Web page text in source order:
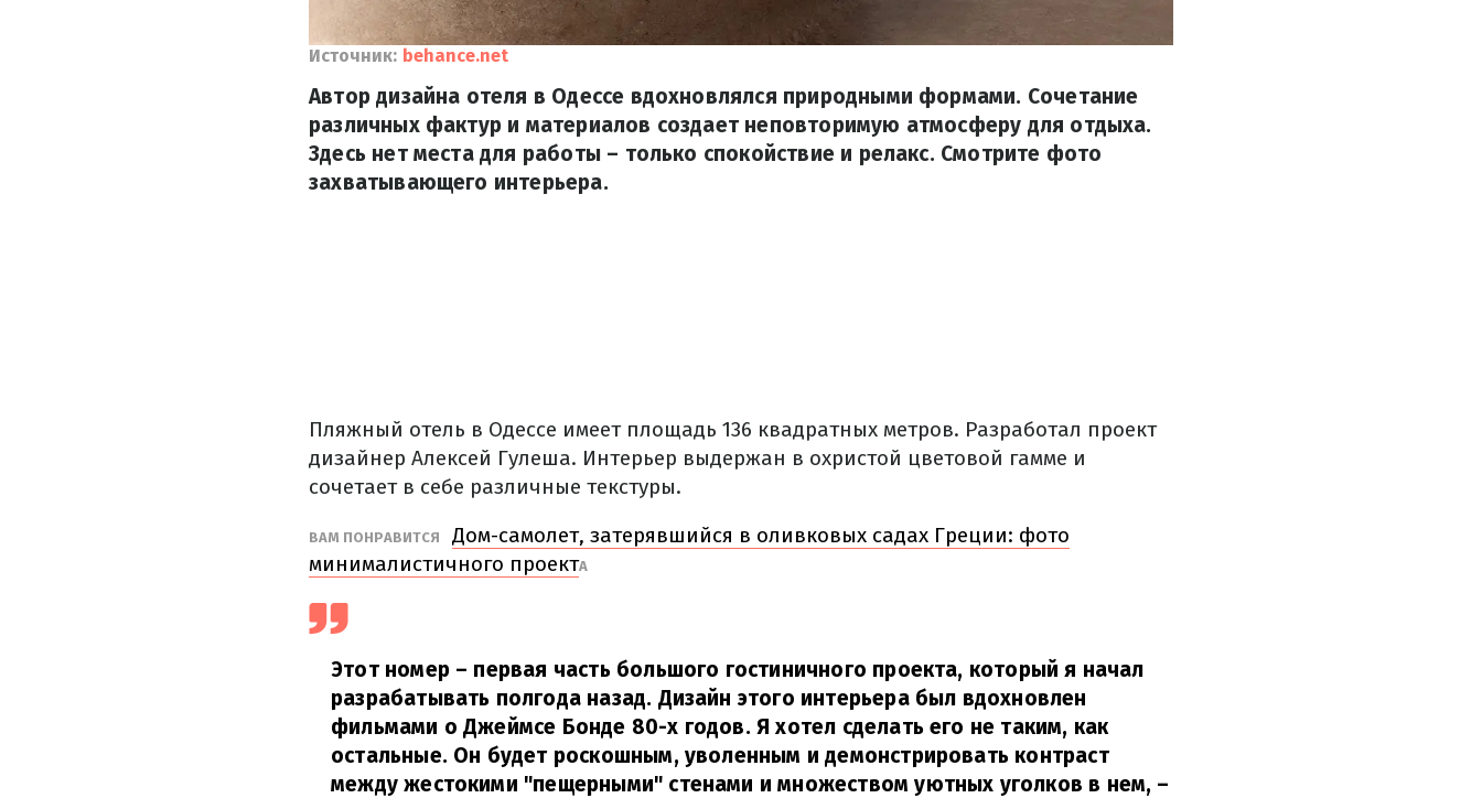
Источник: behance.net
Автор дизайна отеля в Одессе вдохновлялся природными формами. Сочетание
различных фактур и материалов создает неповторимую атмосферу для отдыха.
Здесь нет места для работы – только спокойствие и релакс. Смотрите фото
захватывающего интерьера.
Пляжный отель в Одессе имеет площадь 136 квадратных метров. Разработал проект
дизайнер Алексей Гулеша. Интерьер выдержан в охристой цветовой гамме и
сочетает в себе различные текстуры.
ВАМ ПОНРАВИТСЯ
Дом-самолет, затерявшийся в оливковых садах Греции: фото
минималистичного проектА
Этот номер – первая часть большого гостиничного проекта, который я начал
разрабатывать полгода назад. Дизайн этого интерьера был вдохновлен
фильмами о Джеймсе Бонде 80-х годов.Я хотел сделать его не таким, как
остальные. Он будет роскошным, уволенным и демонстрировать контраст
между жестокими "пещерными" стенами и множеством уютных уголков в нем, –